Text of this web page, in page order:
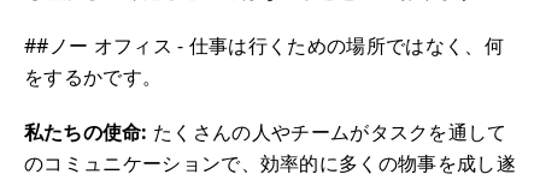
##ノー オフィス - 仕事は行くための場所ではなく、何
をするかです。
私たちの使命: たくさんの人やチームがタスクを通して
のコミュニケーションで、効率的に多くの物事を成し遂